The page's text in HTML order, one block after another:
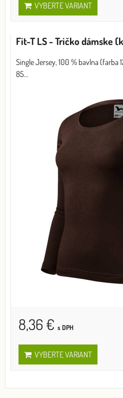
VYBERTE VARIANT
Fit-T LS - Tričko dámske
Single Jersey, 100 % bavlna (farba
85...
8,36 € s DPH
VYBERTE VARIANT